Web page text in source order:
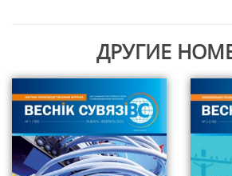
ДРУГИЕ